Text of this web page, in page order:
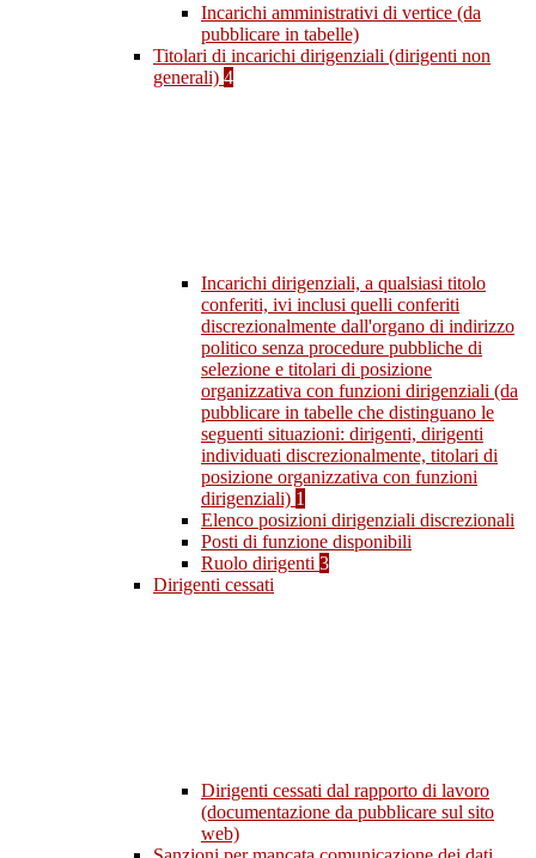
Incarichi amministrativi di vertice (da
pubblicare in tabelle)
Titolari di incarichi dirigenziali (dirigenti non
generali) 4
Incarichi dirigenziali, a qualsiasi titolo
conferiti, ivi inclusi quelli conferiti
discrezionalmente dall'organo di indirizzo
politico senza procedure pubbliche di
selezione e titolari di posizione
organizzativa con funzioni dirigenziali (da
pubblicare in tabelle che distinguano le
seguenti situazioni: dirigenti, dirigenti
individuati discrezionalmente, titolari di
posizione organizzativa con funzioni
dirigenziali) 1
Elenco posizioni dirigenziali discrezionali
Posti di funzione disponibili
Ruolo dirigenti 3
Dirigenti cessati
Dirigenti cessati dal rapporto di lavoro
(documentazione da pubblicare sul sito
web)